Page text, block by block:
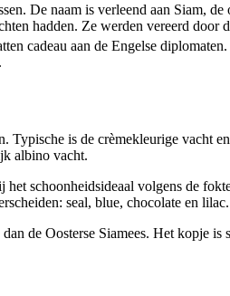
De naam is verleend aan
hadden. Ze werden vereerd
cadeau aan de Engelse
is de crèmekleurige vacht
albino vacht.
schoonheidsideaal volgens de
seal, blue, chocolate en
de Oosterse Siamees. Het kopje